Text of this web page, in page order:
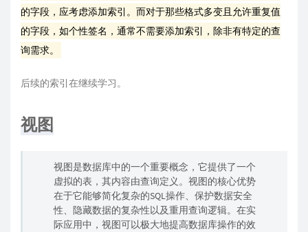
的字段，应考虑添加索引。而对于那些格式多变且允许重复值
的字段，如个性签名，通常不需要添加索引，除非有特定的查
询需求。
后续的索引在继续学习。
视图
视图是数据库中的一个重要概念，它提供了一个
虚拟的表，其内容由查询定义。视图的核心优势
在于它能够简化复杂的SQL操作、保护数据安全
性、隐藏数据的复杂性以及重用查询逻辑。在实
际应用中，视图可以极大地提高数据库操作的效